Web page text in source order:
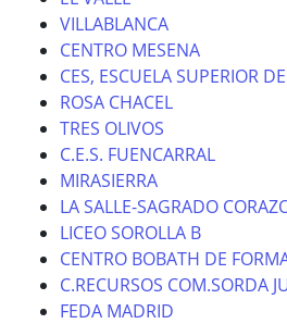
VILLABLANCA
CENTRO MESENA
CES, ESCUELA SUPERIOR
ROSA CHACEL
TRES OLIVOS
C.E.S. FUENCARRAL
MIRASIERRA
LA SALLE-SAGRADO
LICEO SOROLLA B
CENTRO BOBATH DE
C.RECURSOS COM.SORDA
FEDA MADRID